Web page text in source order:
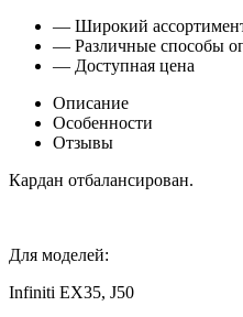
— Широкий
— Различные способы
— Доступная цена
Описание
Особенности
Отзывы
Кардан отбалансирован.
Для моделей:
Infiniti EX35, J50